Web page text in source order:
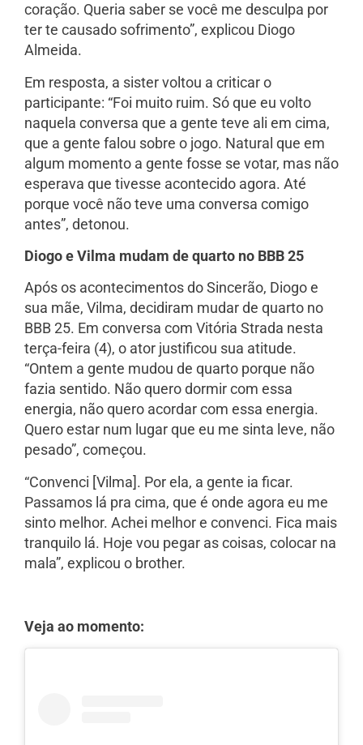
coração. Queria saber se você me desculpa por
ter te causado sofrimento”, explicou Diogo
Almeida.
Em resposta, a sister voltou a criticar o
participante: “Foi muito ruim. Só que eu volto
naquela conversa que a gente teve ali em cima,
que a gente falou sobre o jogo. Natural que em
algum momento a gente fosse se votar, mas não
esperava que tivesse acontecido agora. Até
porque você não teve uma conversa comigo
antes”, detonou.
Diogo e Vilma mudam de quarto no BBB 25
Após os acontecimentos do Sincerão, Diogo e
sua mãe, Vilma, decidiram mudar de quarto no
BBB 25. Em conversa com Vitória Strada nesta
terça-feira (4), o ator justificou sua atitude.
“Ontem a gente mudou de quarto porque não
fazia sentido. Não quero dormir com essa
energia, não quero acordar com essa energia.
Quero estar num lugar que eu me sinta leve, não
pesado”, começou.
“Convenci [Vilma]. Por ela, a gente ia ficar.
Passamos lá pra cima, que é onde agora eu me
sinto melhor. Achei melhor e convenci. Fica mais
tranquilo lá. Hoje vou pegar as coisas, colocar na
mala”, explicou o brother.
Veja ao momento: